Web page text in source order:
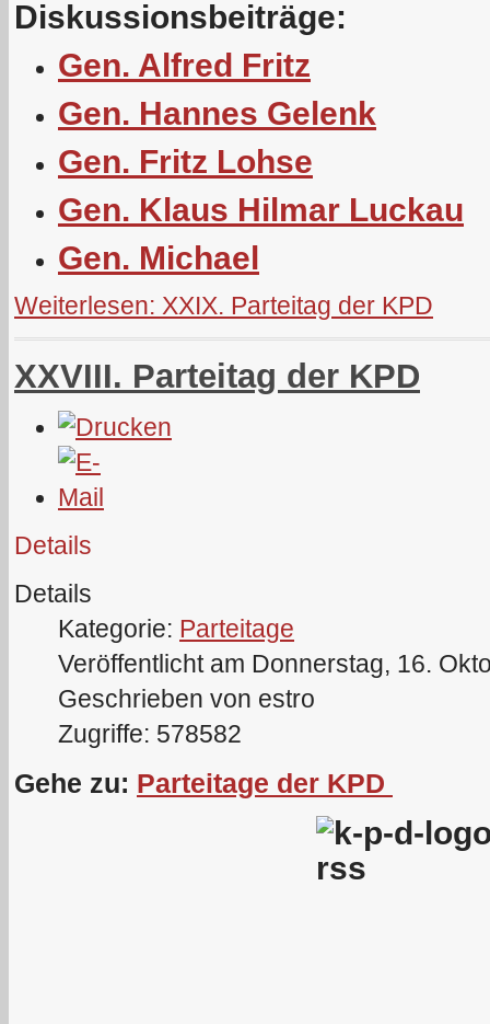
Diskussionsbeiträge:
Gen. Alfred Fritz
Gen. Hannes Gelenk
Gen. Fritz Lohse
Gen. Klaus Hilmar Luckau
Gen. Michael
Weiterlesen: XXIX. Parteitag der KPD
XXVIII. Parteitag der KPD
Details
Details
Kategorie: Parteitage
Veröffentlicht am Donnerstag, 16.
Geschrieben von estro
Zugriffe: 578582
Gehe zu: Parteitage der KPD